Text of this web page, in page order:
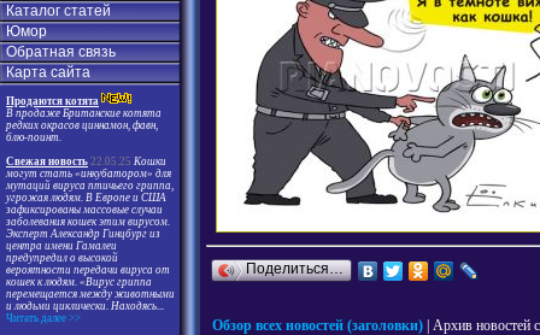
Каталог статей
Юмор
Обратная связь
Карта сайта
Продаются котята
В продаже Британские котята
редких окрасов циннамон, фавн,
блю-поинт.
Свежая новость 22.05.25 Кошки
могут стать «инкубатором» для
мутаций вируса птичьего гриппа,
угрожая людям. В Европе и США
зафиксированы массовые случаи
заболевания кошек этим вирусом.
Эксперт Александр Гинцбург из
центра имени Гамалеи
предупредил о высокой
вероятности передачи вируса от
кошек к людям. «Вирус гриппа
перемещается между животными
и людьми циклически. Находясь...
Читать далее >>
Поделиться…
Обзор всех новостей (заголовки) | Архив новостей